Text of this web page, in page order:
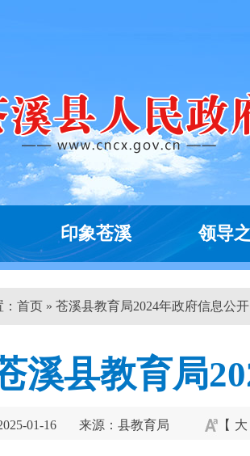
印象苍溪 领导
首页 » 苍溪县教育局2024年政府信息公
溪县教育局
01-16 来源：县教育局 【 大